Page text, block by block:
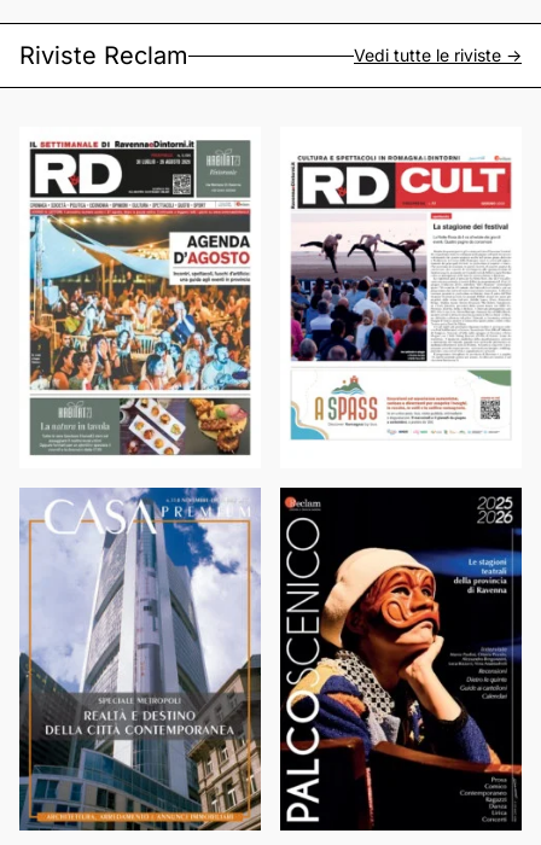
Riviste Reclam Vedi tutte le riviste ->